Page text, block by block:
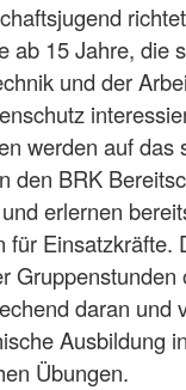
ab 15 Jahre, die
und der
werden auf das
den BRK
erlernen
für Einsatzkräfte.
Gruppenstunden
daran und
Ausbildung
Übungen.